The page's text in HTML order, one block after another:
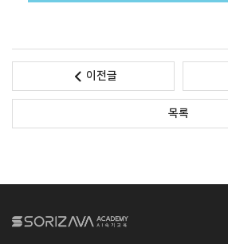
이전글
목록